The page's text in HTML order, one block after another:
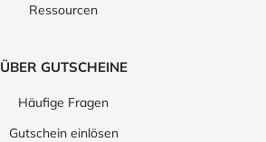
Ressourcen
ÜBER GUTSCHEINE
Häufige Fragen
Gutschein einlösen